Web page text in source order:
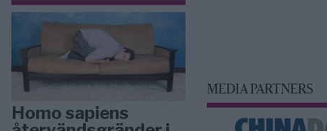
Homo sapiens
MEDIA PARTNERS